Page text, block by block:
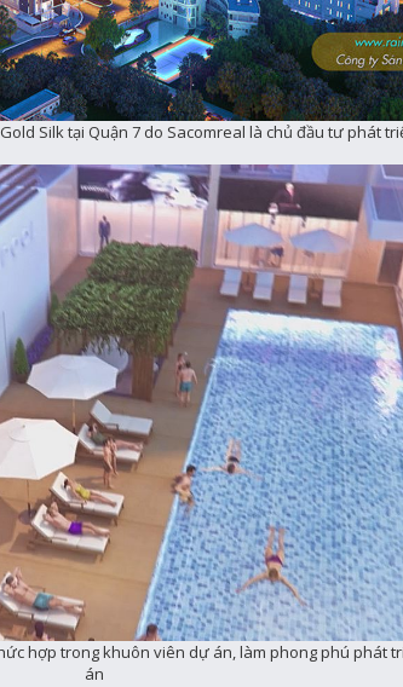
Silk tại Quận 7 do Sacomreal là chủ đầu tư phát
hợp trong khuôn viên dự án, làm phong phú phát
án